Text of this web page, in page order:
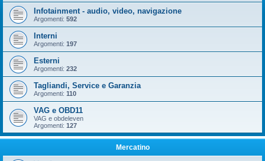
Infotainment - audio, video, navigazione
Argomenti: 592
Interni
Argomenti: 197
Esterni
Argomenti: 232
Tagliandi, Service e Garanzia
Argomenti: 110
VAG e OBD11
VAG e obdeleven
Argomenti: 127
Mercatino